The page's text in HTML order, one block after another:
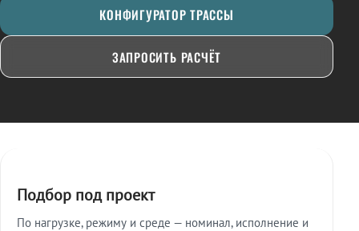
КОНФИГУРАТОР ТРАССЫ
ЗАПРОСИТЬ РАСЧЁТ
Подбор под проект
По нагрузке, режиму и среде — номинал, исполнение и